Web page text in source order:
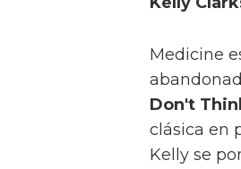
Medicine
Don't
clásica en
Kelly se